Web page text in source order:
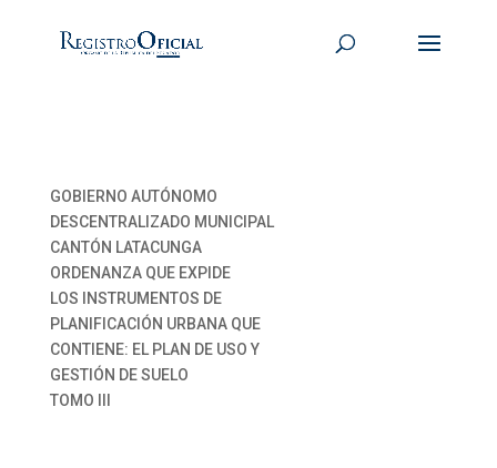
GOBIERNO AUTÓNOMO
DESCENTRALIZADO MUNICIPAL
CANTÓN LATACUNGA
ORDENANZA QUE EXPIDE
LOS INSTRUMENTOS DE
PLANIFICACIÓN URBANA QUE
CONTIENE: EL PLAN DE USO Y
GESTIÓN DE SUELO
TOMO III